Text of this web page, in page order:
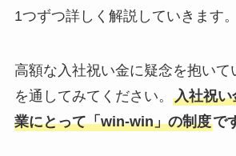
1つずつ詳しく解説していきます。
高額な入社祝い金に疑念を抱いて
を通してみてください。 入社祝い
業にとって「win-win」の制度で